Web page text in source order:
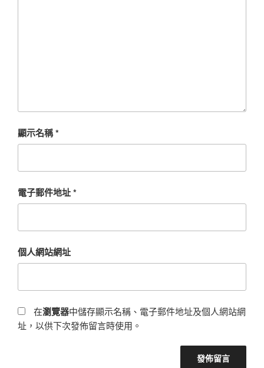
顯示名稱*
電子郵件地址*
個人網站網址
在瀏覽器中儲存顯示名稱、電子郵件地址及個人網站網
址，以供下次發佈留言時使用。